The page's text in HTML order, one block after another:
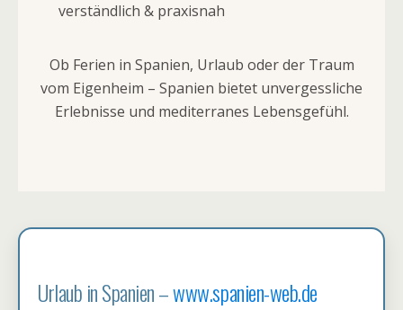
verständlich & praxisnah
Ob Ferien in Spanien, Urlaub oder der Traum
vom Eigenheim – Spanien bietet unvergessliche
Erlebnisse und mediterranes Lebensgefühl.
Urlaub in Spanien –www.spanien-web.de